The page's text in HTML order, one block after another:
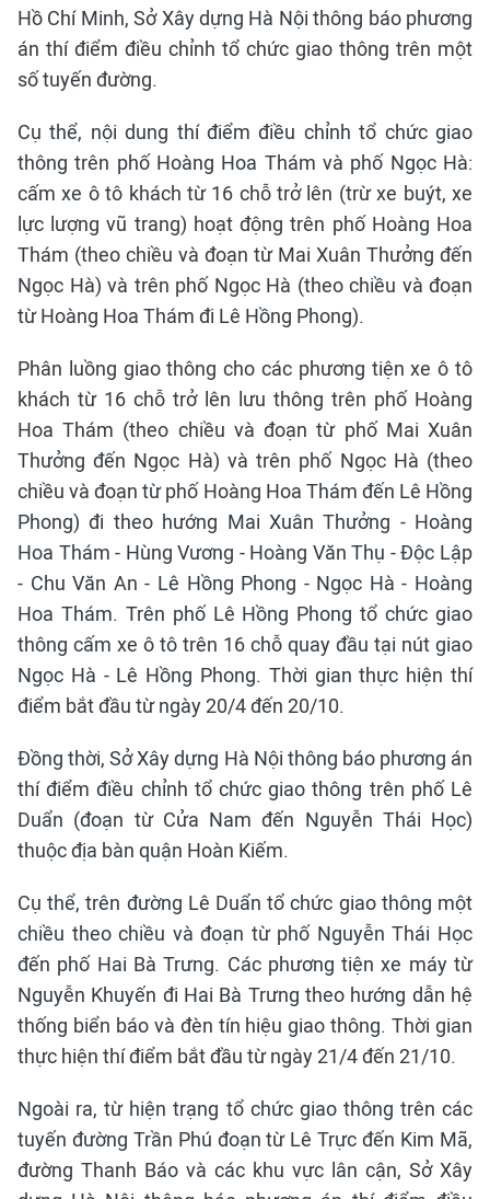
Hồ Chí Minh, Sở Xây dựng Hà Nội thông báo phương
án thí điểm điều chỉnh tổ chức giao thông trên một
số tuyến đường.
Cụ thể, nội dung thí điểm điều chỉnh tổ chức giao
thông trên phố Hoàng Hoa Thám và phố Ngọc Hà:
cấm xe ô tô khách từ 16 chỗ trở lên (trừ xe buýt, xe
lực lượng vũ trang) hoạt động trên phố Hoàng Hoa
Thám (theo chiều và đoạn từ Mai Xuân Thưởng đến
Ngọc Hà) và trên phố Ngọc Hà (theo chiều và đoạn
từ Hoàng Hoa Thám đi Lê Hồng Phong).
Phân luồng giao thông cho các phương tiện xe ô tô
khách từ 16 chỗ trở lên lưu thông trên phố Hoàng
Hoa Thám (theo chiều và đoạn từ phố Mai Xuân
Thưởng đến Ngọc Hà) và trên phố Ngọc Hà (theo
chiều và đoạn từ phố Hoàng Hoa Thám đến Lê Hồng
Phong) đi theo hướng Mai Xuân Thưởng - Hoàng
Hoa Thám - Hùng Vương - Hoàng Văn Thụ - Độc Lập
- Chu Văn An - Lê Hồng Phong - Ngọc Hà - Hoàng
Hoa Thám. Trên phố Lê Hồng Phong tổ chức giao
thông cấm xe ô tô trên 16 chỗ quay đầu tại nút giao
Ngọc Hà - Lê Hồng Phong. Thời gian thực hiện thí
điểm bắt đầu từ ngày 20/4 đến 20/10.
Đồng thời, Sở Xây dựng Hà Nội thông báo phương án
thí điểm điều chỉnh tổ chức giao thông trên phố Lê
Duẩn (đoạn từ Cửa Nam đến Nguyễn Thái Học)
thuộc địa bàn quận Hoàn Kiếm.
Cụ thể, trên đường Lê Duẩn tổ chức giao thông một
chiều theo chiều và đoạn từ phố Nguyễn Thái Học
đến phố Hai Bà Trưng. Các phương tiện xe máy từ
Nguyễn Khuyến đi Hai Bà Trưng theo hướng dẫn hệ
thống biển báo và đèn tín hiệu giao thông. Thời gian
thực hiện thí điểm bắt đầu từ ngày 21/4 đến 21/10.
Ngoài ra, từ hiện trạng tổ chức giao thông trên các
tuyến đường Trần Phú đoạn từ Lê Trực đến Kim Mã,
đường Thanh Báo và các khu vực lân cận, Sở Xây